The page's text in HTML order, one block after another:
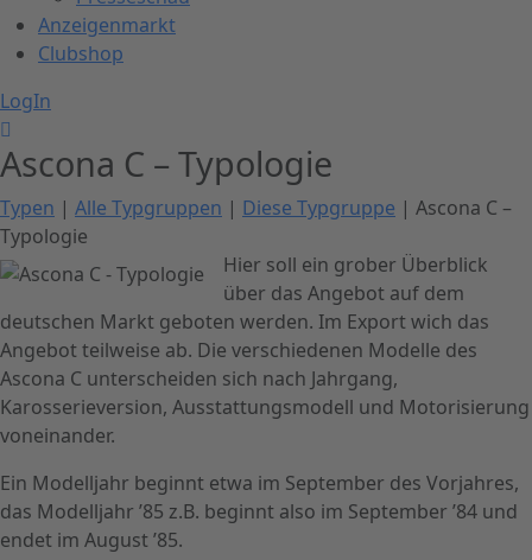
Anzeigenmarkt
Clubshop
LogIn
Ascona C – Typologie
Typen | Alle Typgruppen | Diese Typgruppe | Ascona C –
Typologie
Hier soll ein grober Überblick
über das Angebot auf dem
deutschen Markt geboten werden. Im Export wich das
Angebot teilweise ab. Die verschiedenen Modelle des
Ascona C unterscheiden sich nach Jahrgang,
Karosserieversion, Ausstattungsmodell und Motorisierung
voneinander.
Ein Modelljahr beginnt etwa im September des Vorjahres,
das Modelljahr ’85 z.B. beginnt also im September ’84 und
endet im August ’85.